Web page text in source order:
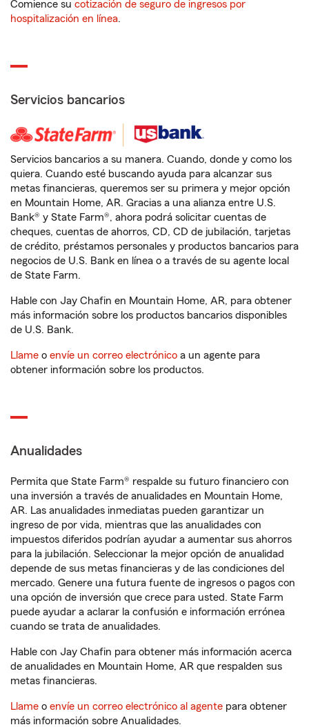
Comience su cotización de seguro de ingresos por
hospitalización en línea.
Servicios bancarios
Servicios bancarios a su manera. Cuando, donde y como los
quiera. Cuando esté buscando ayuda para alcanzar sus
metas financieras, queremos ser su primera y mejor opción
en Mountain Home, AR. Gracias a una alianza entre U.S.
Bank® y State Farm®, ahora podrá solicitar cuentas de
cheques, cuentas de ahorros, CD, CD de jubilación, tarjetas
de crédito, préstamos personales y productos bancarios para
negocios de U.S. Bank en línea o a través de su agente local
de State Farm.
Hable con Jay Chafin en Mountain Home, AR, para obtener
más información sobre los productos bancarios disponibles
de U.S. Bank.
Llame o envíe un correo electrónico a un agente para
obtener información sobre los productos.
Anualidades
Permita que State Farm® respalde su futuro financiero con
una inversión a través de anualidades en Mountain Home,
AR. Las anualidades inmediatas pueden garantizar un
ingreso de por vida, mientras que las anualidades con
impuestos diferidos podrían ayudar a aumentar sus ahorros
para la jubilación. Seleccionar la mejor opción de anualidad
depende de sus metas financieras y de las condiciones del
mercado. Genere una futura fuente de ingresos o pagos con
una opción de inversión que crece para usted. State Farm
puede ayudar a aclarar la confusión e información errónea
cuando se trata de anualidades.
Hable con Jay Chafin para obtener más información acerca
de anualidades en Mountain Home, AR que respalden sus
metas financieras.
Llame o envíe un correo electrónico al agente para obtener
más información sobre Anualidades.